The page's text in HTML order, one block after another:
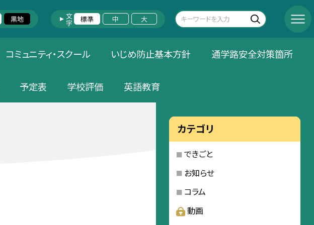
黒地 文字 標準 中 大
コミュニティ・スクール いじめ防止基本方針 通学路安全対策箇所
予定表 学校評価 英語教育
カテゴリ
できごと
お知らせ
コラム
動画